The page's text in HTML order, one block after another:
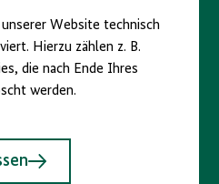
Website technisch
Hierzu zählen z. B.
die nach Ende Ihres
werden.